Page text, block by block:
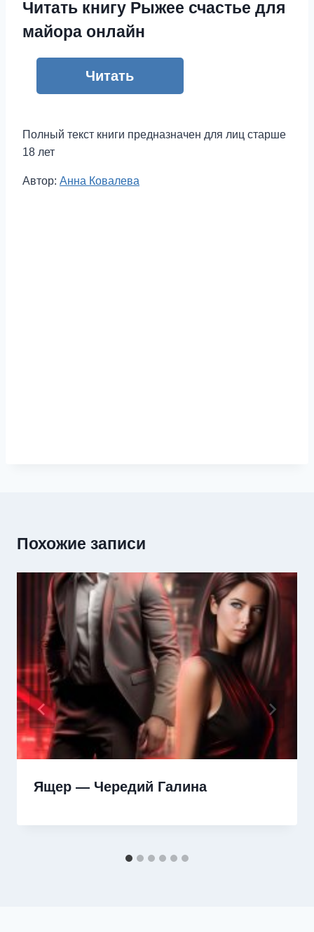
Читать книгу Рыжее счастье для
майора онлайн
Читать
Полный текст книги предназначен для лиц старше
18 лет
Метки
Автор: Анна Ковалева
Похожие записи
Ящер — Чередий Галина